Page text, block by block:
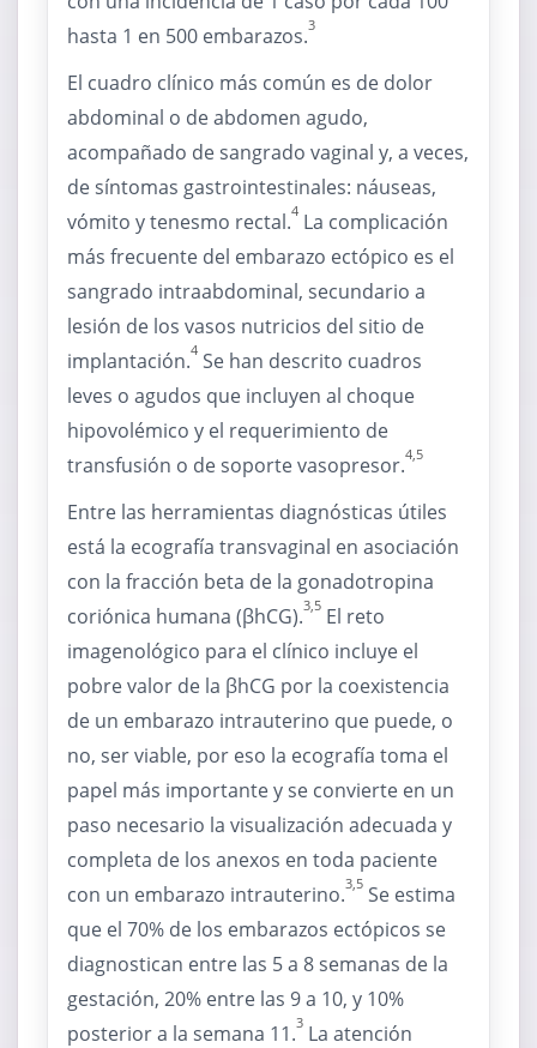
hasta 1 en 500 embarazos.3
El cuadro clínico más común es de dolor
abdominal o de abdomen agudo,
acompañado de sangrado vaginal y, a veces,
de síntomas gastrointestinales: náuseas,
vómito y tenesmo rectal.4 La complicación
más frecuente del embarazo ectópico es el
sangrado intraabdominal, secundario a
lesión de los vasos nutricios del sitio de
implantación.4 Se han descrito cuadros
leves o agudos que incluyen al choque
hipovolémico y el requerimiento de
transfusión o de soporte vasopresor.4,5
Entre las herramientas diagnósticas útiles
está la ecografía transvaginal en asociación
con la fracción beta de la gonadotropina
coriónica humana (βhCG).3,5 El reto
imagenológico para el clínico incluye el
pobre valor de la βhCG por la coexistencia
de un embarazo intrauterino que puede, o
no, ser viable, por eso la ecografía toma el
papel más importante y se convierte en un
paso necesario la visualización adecuada y
completa de los anexos en toda paciente
con un embarazo intrauterino.3,5 Se estima
que el 70% de los embarazos ectópicos se
diagnostican entre las 5 a 8 semanas de la
gestación, 20% entre las 9 a 10, y 10%
posterior a la semana 11.3 La atención